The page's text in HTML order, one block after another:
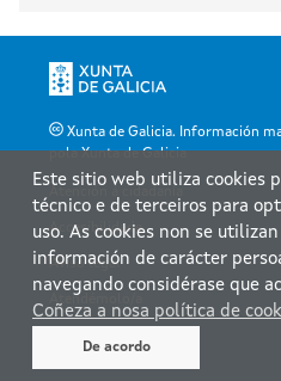
Xunta de Galicia. Información
pola Xunta de Galicia
Accesibilidade
Aviso legal
Atendémolo/a
Este sitio web utiliza cookies
técnico e de terceiros para
uso. As cookies non se
información de carácter
navegando considérase que
Coñeza a nosa política de
De acordo